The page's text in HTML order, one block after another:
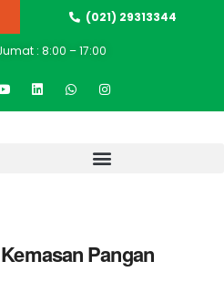
(021) 29313344
: 8:00 – 17:00
Pangan